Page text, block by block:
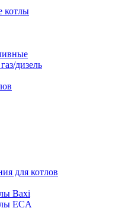
котлы
дизель
для котлов
Baxi
ECA